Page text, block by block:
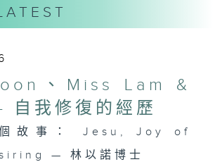
、Miss Lam &
我修復的經歷
故事： Jesu, Joy of
— 林以諾博士